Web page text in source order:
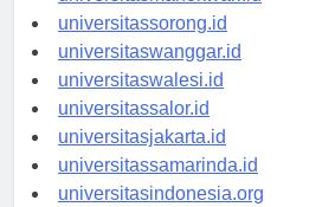
universitasmanokwari.id
universitassorong.id
universitaswanggar.id
universitaswalesi.id
universitassalor.id
universitasjakarta.id
universitassamarinda.id